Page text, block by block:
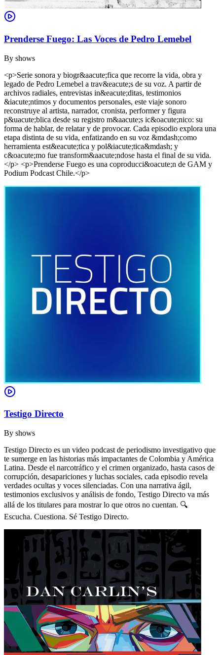
Prenderse Fuego: Las Voces de Pedro Lemebel
By shows
<p>Serie sonora y biogr&aacute;fica que recorre la vida, obra y
legado de Pedro Lemebel a trav&eacute;s de su voz. A partir de
archivos radiales, entrevistas in&eacute;ditas, testimonios
&iacute;ntimos y documentos personales, este viaje sonoro
reconstruye al artista, narrador, cronista, performer y figura
p&uacute;blica desde su registro m&aacute;s ic&oacute;nico: su
forma de hablar, de relatar y de provocar. Cada episodio explora una
etapa distinta de su vida, enfatizando en su voz &mdash;como
herramienta est&eacute;tica y pol&iacute;tica&mdash; y
c&oacute;mo fue transform&aacute;ndose hasta el final de su vida.
</p> <p>Prenderse Fuego es una coproducci&oacute;n de GAM y
Podium Podcast Chile.</p>
Testigo Directo
By shows
Testigo Directo es un video podcast de periodismo investigativo que
te sumerge en las historias más impactantes de Colombia y América
Latina. Desde el narcotráfico y el crimen organizado, hasta casos de
corrupción, desapariciones y luchas sociales, cada episodio revela
verdades ocultas y voces silenciadas. Con una narrativa ágil,
testimonios exclusivos y análisis de fondo, Testigo Directo va más
allá de los titulares para mostrar lo que otros no cuentan. 🔍
Escucha. Cuestiona. Sé Testigo Directo.